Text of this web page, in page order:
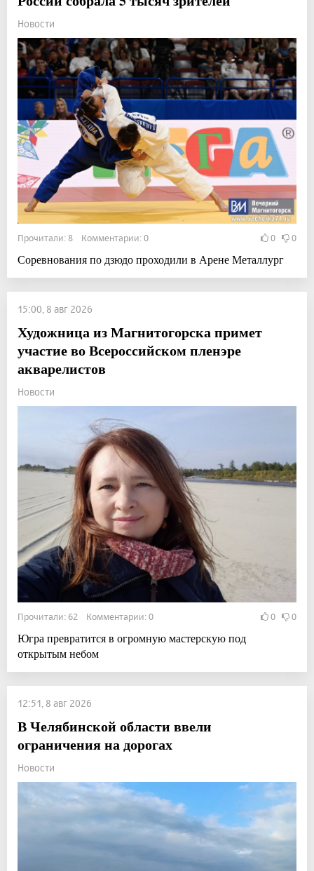
Новости
Прочитали: 8 Комментарии: 0 0 0
Соревнования по дзюдо проходили в Арене Металлург
15:00, 8 авг 2026
Художница из Магнитогорска примет
участие во Всероссийском пленэре
акварелистов
Новости
Прочитали: 62 Комментарии: 0 0 0
Югра превратится в огромную мастерскую под
открытым небом
12:51, 8 авг 2026
В Челябинской области ввели
ограничения на дорогах
Новости